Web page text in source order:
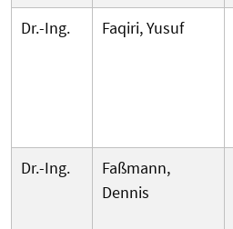
Dr.-Ing.
Faqiri, Yusuf
Dr.-Ing.
Faßmann,
Dennis